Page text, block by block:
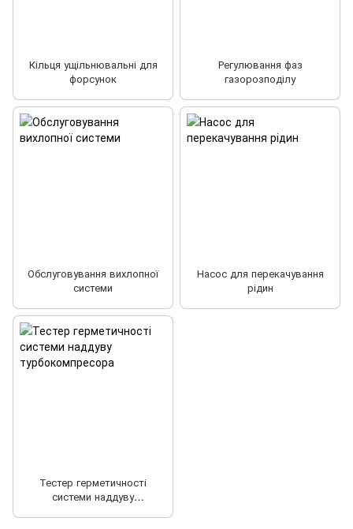
Кільця ущільнювальні для
форсунок
Регулювання фаз
газорозподілу
Обслуговування вихлопної
системи
Насос для перекачування
рідин
Тестер герметичності
системи наддуву